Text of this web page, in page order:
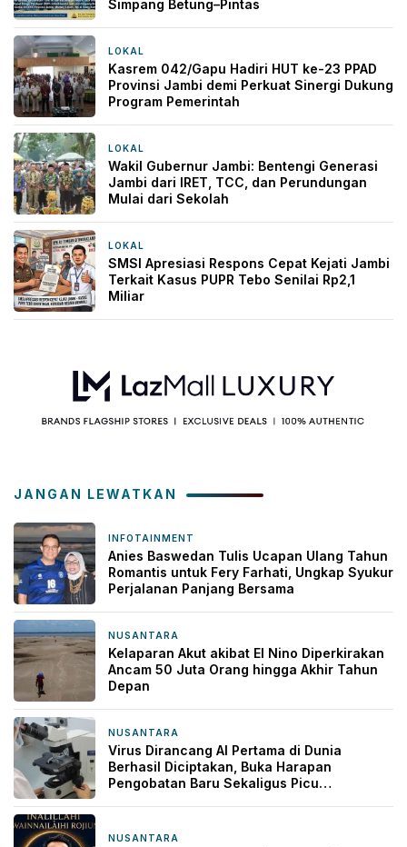
Simpang Betung–Pintas
LOKAL
Kasrem 042/Gapu Hadiri HUT ke-23 PPAD
Provinsi Jambi demi Perkuat Sinergi Dukung
Program Pemerintah
LOKAL
Wakil Gubernur Jambi: Bentengi Generasi
Jambi dari IRET, TCC, dan Perundungan
Mulai dari Sekolah
LOKAL
SMSI Apresiasi Respons Cepat Kejati Jambi
Terkait Kasus PUPR Tebo Senilai Rp2,1
Miliar
JANGAN LEWATKAN
INFOTAINMENT
Anies Baswedan Tulis Ucapan Ulang Tahun
Romantis untuk Fery Farhati, Ungkap Syukur
Perjalanan Panjang Bersama
NUSANTARA
Kelaparan Akut akibat El Nino Diperkirakan
Ancam 50 Juta Orang hingga Akhir Tahun
Depan
NUSANTARA
Virus Dirancang AI Pertama di Dunia
Berhasil Diciptakan, Buka Harapan
Pengobatan Baru Sekaligus Picu
NUSANTARA